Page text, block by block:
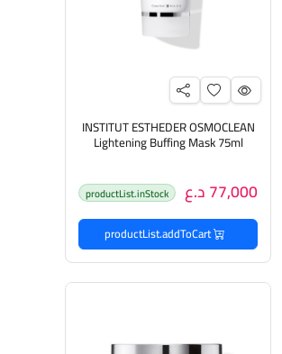
INSTITUT ESTHEDER OSMOCLEAN
Lightening Buffing Mask 75ml
77,000 د.ع productList.inStock
productList.addToCart